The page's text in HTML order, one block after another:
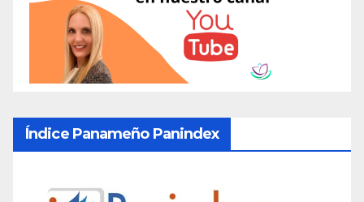
Índice Panameño Panindex